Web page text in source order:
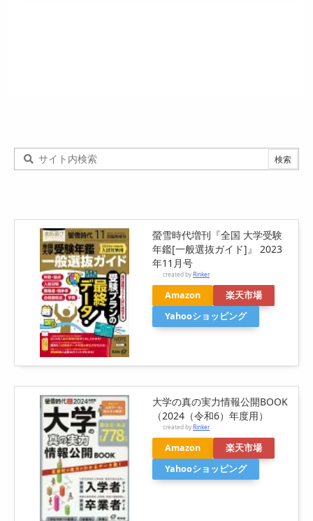
螢雪時代増刊『全国 大学受験
年鑑[一般選抜ガイド]』 2023
年11月号
created byRinker
Amazon
楽天市場
Yahooショッピング
大学の真の実力情報公開BOOK
（2024（令和6）年度用）
created by Rinker
Amazon
楽天市場
Yahooショッピング